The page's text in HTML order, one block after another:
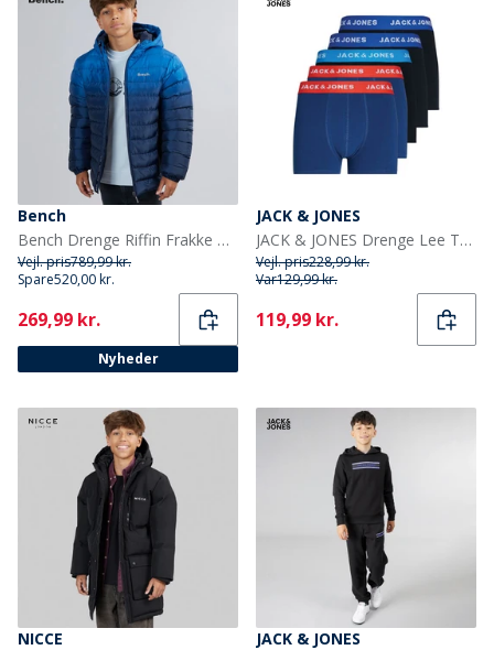
Bench
Bench Drenge Riffin Frakke Navy
Vejl. pris789,99 kr.
Spare520,00 kr.
Current
269,99 kr.
Nyheder
JACK & JONES
JACK & JONES Drenge Lee Trunks 5-pak Surf The Web
Vejl. pris228,99 kr.
Var129,99 kr.
Current
119,99 kr.
NICCE
JACK & JONES